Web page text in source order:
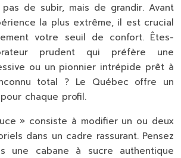
de subir, mais de grandir. Avant
la plus extrême, il est crucial
votre seuil de confort. Êtes-
prudent qui préfère une
ou un pionnier intrépide prêt à
total ? Le Québec offre un
chaque profil.
» consiste à modifier un ou deux
dans un cadre rassurant. Pensez
une cabane à sucre authentique